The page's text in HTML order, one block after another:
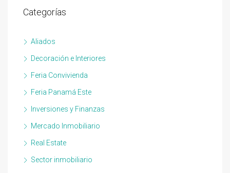
Categorías
Aliados
Decoración e Interiores
Feria Convivienda
Feria Panamá Este
Inversiones y Finanzas
Mercado Inmobiliario
Real Estate
Sector inmobiliario